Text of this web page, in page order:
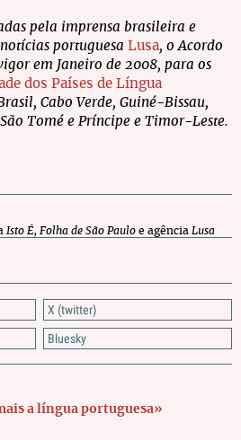
X (twitter)
Bluesky
a língua portuguesa»
pela imprensa brasileira e
portuguesa Lusa, o Acordo
em Janeiro de 2008, para os
dos Países de Língua
Cabo Verde, Guiné-Bissau,
Tomé e Príncipe e Timor-Leste.
Isto É, Folha de São Paulo e agência Lusa